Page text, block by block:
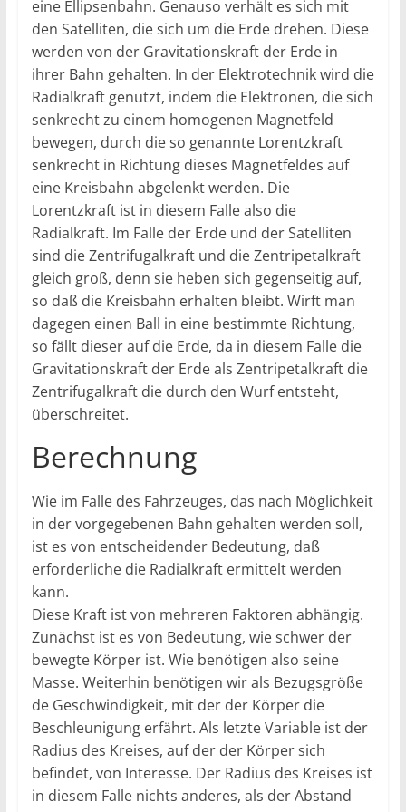
eine Ellipsenbahn. Genauso verhält es sich mit
den Satelliten, die sich um die Erde drehen. Diese
werden von der Gravitationskraft der Erde in
ihrer Bahn gehalten. In der Elektrotechnik wird die
Radialkraft genutzt, indem die Elektronen, die sich
senkrecht zu einem homogenen Magnetfeld
bewegen, durch die so genannte Lorentzkraft
senkrecht in Richtung dieses Magnetfeldes auf
eine Kreisbahn abgelenkt werden. Die
Lorentzkraft ist in diesem Falle also die
Radialkraft. Im Falle der Erde und der Satelliten
sind die Zentrifugalkraft und die Zentripetalkraft
gleich groß, denn sie heben sich gegenseitig auf,
so daß die Kreisbahn erhalten bleibt. Wirft man
dagegen einen Ball in eine bestimmte Richtung,
so fällt dieser auf die Erde, da in diesem Falle die
Gravitationskraft der Erde als Zentripetalkraft die
Zentrifugalkraft die durch den Wurf entsteht,
überschreitet.
Berechnung
Wie im Falle des Fahrzeuges, das nach Möglichkeit
in der vorgegebenen Bahn gehalten werden soll,
ist es von entscheidender Bedeutung, daß
erforderliche die Radialkraft ermittelt werden
kann.
Diese Kraft ist von mehreren Faktoren abhängig.
Zunächst ist es von Bedeutung, wie schwer der
bewegte Körper ist. Wie benötigen also seine
Masse. Weiterhin benötigen wir als Bezugsgröße
de Geschwindigkeit, mit der der Körper die
Beschleunigung erfährt. Als letzte Variable ist der
Radius des Kreises, auf der der Körper sich
befindet, von Interesse. Der Radius des Kreises ist
in diesem Falle nichts anderes, als der Abstand